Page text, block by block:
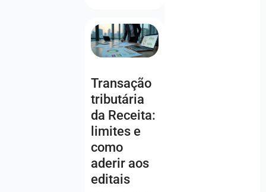
Transação
tributária
da Receita:
limites e
como
aderir aos
editais